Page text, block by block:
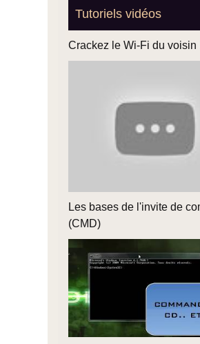
Tutoriels vidéos
Crackez le Wi-Fi du voisin
Les bases de l'invite de
(CMD)